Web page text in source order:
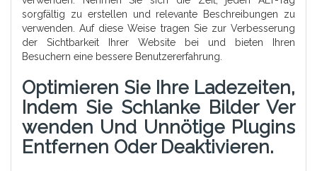
sorgfältig zu erstellen und relevante Beschreibungen zu
verwenden. Auf diese Weise tragen Sie zur Verbesserung
der Sichtbarkeit Ihrer Website bei und bieten Ihren
Besuchern eine bessere Benutzererfahrung.
Optimieren Sie Ihre Ladezeiten,
Indem Sie Schlanke Bilder Ver
Wenden Und Unnötige Plugins
Entfernen Oder Deaktivieren.